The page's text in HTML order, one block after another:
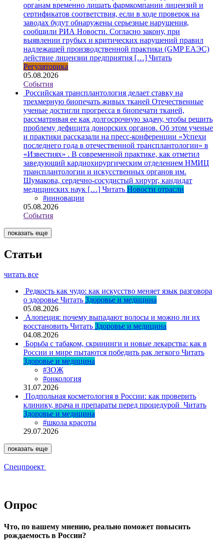
органам временно лишать фармкомпании лицензий и
сертификатов соответствия, если в ходе проверок на
заводах будут обнаружены серьезные нарушения,
сообщили РИА Новости. Согласно закону, при
выявлении грубых и критических нарушений правил
надлежащей производственной практики (GMP ЕАЭС)
действие лицензии предприятия […] Читать
Регуляторика
05.08.2026
События
Российская трансплантология делает ставку на
трехмерную биопечать живых тканей Отечественные
ученые достигли прогресса в биопечати тканей,
рассматривая ее как долгосрочную задачу, чтобы решить
проблему дефицита донорских органов. Об этом ученые
и практики рассказали на пресс-конференции «Успехи
последнего года в отечественной трансплантологии» в
«Известиях» . В современной практике, как отметил
заведующий кардиохирургическим отделением НМИЦ
трансплантологии и искусственных органов им.
Шумакова, сердечно-сосудистый хирург, кандидат
медицинских наук […] Читать Новости отрасли
#инновации
05.08.2026
События
показать еще
Статьи
читать все
Редкость как чудо: как искусство меняет язык разговора
о здоровье Читать Здоровье и медицина
05.08.2026
Алопеция: почему выпадают волосы и можно ли их
восстановить Читать Здоровье и медицина
04.08.2026
Борьба с табаком, скрининги и новые лекарства: как в
России и мире пытаются победить рак легкого Читать
Здоровье и медицина
#ЗОЖ
#онкология
31.07.2026
Подпольная косметология в России: как проверить
клинику, врача и препараты перед процедурой Читать
Здоровье и медицина
#школа красоты
29.07.2026
показать еще
Спецпроект
Опрос
Что, по вашему мнению, реально поможет повысить
рождаемость в России?